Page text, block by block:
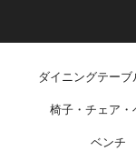
ダイニングテーブ
椅子・チェア・
ベンチ